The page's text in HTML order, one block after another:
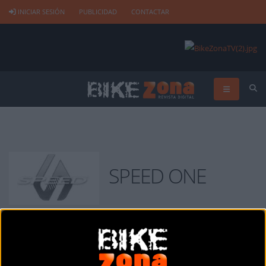
INICIAR SESIÓN PUBLICIDAD CONTACTAR
SPEED ONE